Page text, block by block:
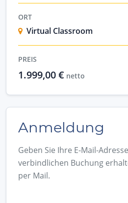
ORT
Virtual Classroom
PREIS
1.999,00 € netto
Anmeldung
Geben Sie Ihre E-Mail-
verbindlichen Buchung
per Mail.